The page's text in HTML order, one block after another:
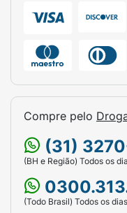
Compre pelo
(31)
(BH e Região) Todos os
(Todo Brasil) Todos os